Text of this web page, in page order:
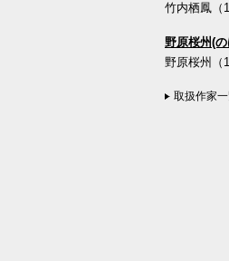
竹内栖鳳（
野原桜州(
野原桜州（
取扱作家